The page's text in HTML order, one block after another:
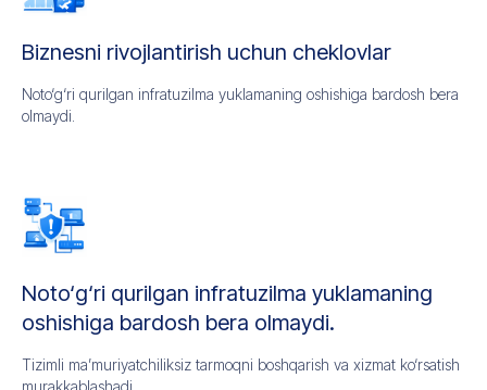
Biznesni rivojlantirish uchun cheklovlar
Noto‘g‘ri qurilgan infratuzilma yuklamaning oshishiga bardosh bera
olmaydi.
Noto‘g‘ri qurilgan infratuzilma yuklamaning
oshishiga bardosh bera olmaydi.
Tizimli ma’muriyatchiliksiz tarmoqni boshqarish va xizmat ko‘rsatish
murakkablashadi.